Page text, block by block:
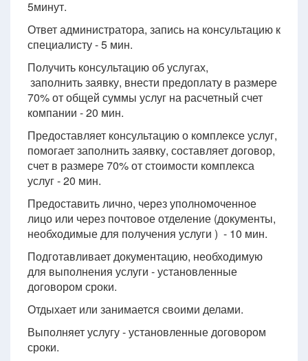
5минут.
Ответ администратора, запись на консультацию к
специалисту - 5 мин.
Получить консультацию об услугах,
заполнить заявку, внести предоплату в размере
70% от общей суммы услуг на расчетный счет
компании - 20 мин.
Предоставляет консультацию о комплексе услуг,
помогает заполнить заявку, составляет договор,
счет в размере 70% от стоимости комплекса
услуг - 20 мин.
Предоставить лично, через уполномоченное
лицо или через почтовое отделение (документы,
необходимые для получения услуги ) - 10 мин.
Подготавливает документацию, необходимую
для выполнения услуги - установленные
договором сроки.
Отдыхает или занимается своими делами.
Выполняет услугу - установленные договором
сроки.